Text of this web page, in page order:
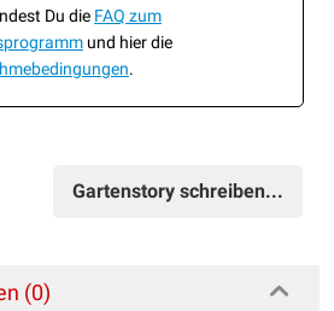
Du die FAQ zum
und hier die
.
Gartenstory schreiben...
(0)